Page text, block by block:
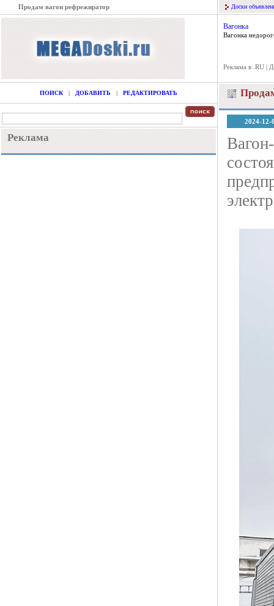
Продам вагон рефрежиратор Доски
Вагонка
Вагонка
Реклама в .RU |
ПОИСК | ДОБАВИТЬ | РЕДАКТИРОВАТЬ
Реклама
2024-12-